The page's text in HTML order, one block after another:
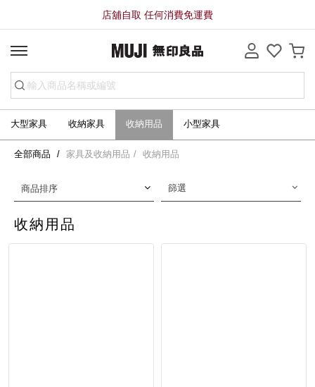
店舖自取 任何消費免運費
大型家具 收納家具 收納用品 小型家具
全部商品 家具及收納用品 收納用品
收納用品
商品排序 篩選